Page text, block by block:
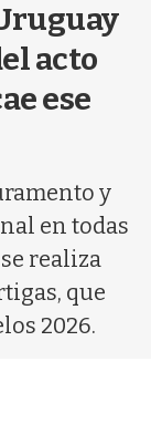
acto
ese
y
en todas
realiza
que
2026.